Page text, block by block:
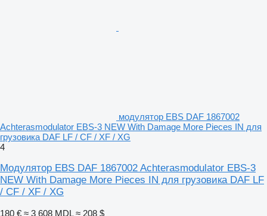
модулятор EBS DAF 1867002
Achterasmodulator EBS-3 NEW With Damage More Pieces IN для
грузовика DAF LF / CF / XF / XG
4
Модулятор EBS DAF 1867002 Achterasmodulator EBS-3
NEW With Damage More Pieces IN для грузовика DAF LF
/ CF / XF / XG
180 € ≈ 3 608 MDL ≈ 208 $